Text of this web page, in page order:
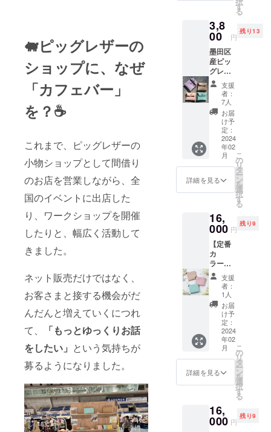
🐖ピッグレザーの
ショップに、なぜ
「カフェバー」
を？☕️
これまで、ピッグレザーの
小物ショップとして間借り
のお店を営業しながら、全
国のイベントに出店した
り、ワークショップを開催
したりと、幅広く活動して
きました。
ネット販売だけではなく、
お客さまと接する機会がだ
んだんと増えていくにつれ
て、
「もっとゆっくりお話
をしたい」 という気持ちが
募るようになりました。
※交通費
は発生
ん。 ※
有効期
限は、
プロ
ジェク
ト終了
から2ヶ
月とな
りま
す。
た場
合、納
期が遅
れての
商品の
追加を
検討し
ていま
す。 ※
強度に
問題の
ない、
傷やシ
ワを使
用した
商品で
す。 傷
て、愛
着を
持って
可愛
がって
いただ
けると
嬉しい
です。
■さりげ
なく個
性を発
揮す
る、パ
ステル
のコー
ドク
徴】 ①
優しい
にお届
※各色限
定20個
での納
期とな
りま
す。 ※
各色20
個以上
の支援
が入っ
た場
合、納
期が遅
れての
商品の
追加を
検討し
問題の
ない、
傷やシ
ワを使
用した
商品で
す。 傷
やシワ
を個性
とし
て、愛
着を
持って
可愛
がって
いただ
けると
い、簡
易カー
す
る
3,8
00 円
残り13
墨田区
産ピッ
グレ
ザー小
銭入れ
(シル
バーボ
タン) 小
売価
格 税
込3,800
円
(2024年
2月以降
にお届
け予定)
定20個
での納
期とな
りま
す。 ※
各色20
個以上
の支援
が入っ
た場
合、納
期が遅
れての
商品の
追加を
検討し
ていま
ない、
傷やシ
ワを使
支援
者：
7人
お届
け予
定：
2024
年02
月
詳細を見る
こ
の
リ
タ
ー
ン
を
選
択
す
る
16,
000 円
残り9
【定番
カ
ラー】
墨田区
産ピッ
グレ
ザーミ
ニウォ
レット
ルー、
ピン
ク、
ベー
ジュ) 小
売価格
16,000
円
(2024年
支援
者：
1人
お届
け予
定：
2024
年02
月
詳細を見る
こ
の
リ
タ
ー
ン
を
選
択
す
る
16,
000 円
残り9